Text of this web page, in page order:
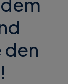
den